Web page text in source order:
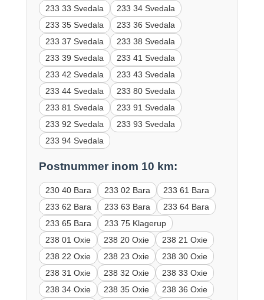
233 33 Svedala
233 34 Svedala
233 35 Svedala
233 36 Svedala
233 37 Svedala
233 38 Svedala
233 39 Svedala
233 41 Svedala
233 42 Svedala
233 43 Svedala
233 44 Svedala
233 80 Svedala
233 81 Svedala
233 91 Svedala
233 92 Svedala
233 93 Svedala
233 94 Svedala
Postnummer inom 10 km:
230 40 Bara 233 02 Bara
233 61 Bara
233 62 Bara
233 63 Bara
233 64 Bara
233 65 Bara
233 75 Klagerup
238 01 Oxie
238 20 Oxie
238 21 Oxie
238 22 Oxie
238 23 Oxie
238 30 Oxie
238 31 Oxie
238 32 Oxie
238 33 Oxie
238 34 Oxie
238 35 Oxie
238 36 Oxie